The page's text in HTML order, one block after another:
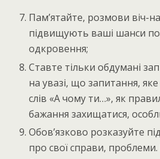
Пам’ятайте, розмови віч-
підвищують ваші шанси
одкровення;
Ставте тільки обдумані
на увазі, що запитання, яке
слів «А чому ти…», як
бажання захищатися,
Обов’язково розказуйте
про свої справи, проблеми.